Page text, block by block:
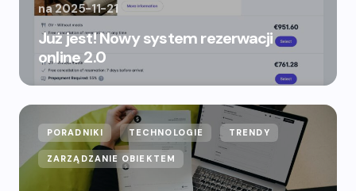
na 2025-11-21
Już jest! Nowy system rezerwacji
online 2.0
PORADNIKI TECHNOLOGIE TRENDY
ZARZĄDZANIE OBIEKTEM